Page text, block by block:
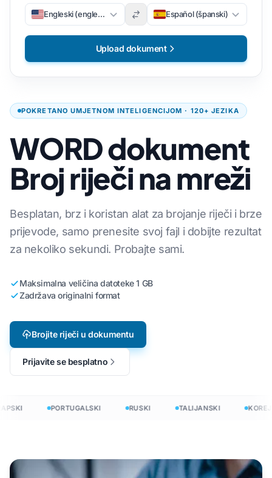
POKRETANO UMJETNOM INTELIGENCIJOM · 120+ JEZIKA
WORD dokument
Broj riječi na mreži
Besplatan, brz i koristan alat za brojanje riječi i brze
prijevode, samo prenesite svoj fajl i dobijte rezultat
za nekoliko sekundi. Probajte sami.
Maksimalna veličina datoteke 1 GB
Zadržava originalni format
Brojite riječi u dokumentu
Prijavite se besplatno
Engleski (engleski) Español (španski)
Upload dokument
PORTUGALSKI RUSKI TALIJANSKI